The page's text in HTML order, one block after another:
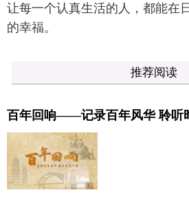
让每一个认真生活的人，都能在
的幸福。
推荐阅读
百年回响——记录百年风华 聆听